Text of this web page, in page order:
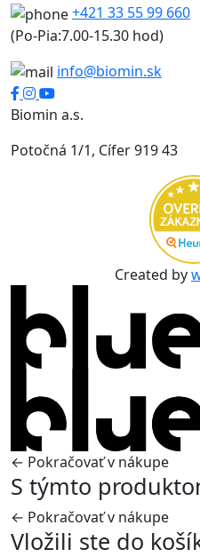
+421 33 55 99 660
(Po-Pia:7.00-15.30 hod)
info@biomin.sk
Biomin a.s.
Potočná 1/1, Cífer 919 43
Created by
← Pokračovať v nákupe
S týmto
← Pokračovať v nákupe
Vložili ste do